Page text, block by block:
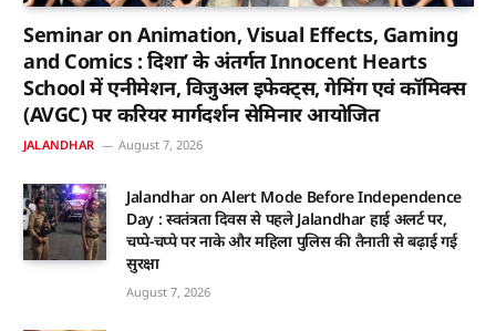
Seminar on Animation, Visual Effects, Gaming
and Comics : दिशा’ के अंतर्गत Innocent Hearts
School में एनीमेशन, विजुअल इफेक्ट्स, गेमिंग एवं कॉमिक्स
(AVGC) पर करियर मार्गदर्शन सेमिनार आयोजित
JALANDHAR August 7, 2026
Jalandhar on Alert Mode Before Independence
Day : स्वतंत्रता दिवस से पहले Jalandhar हाई अलर्ट पर,
चप्पे-चप्पे पर नाके और महिला पुलिस की तैनाती से बढ़ाई गई
सुरक्षा
August 7, 2026